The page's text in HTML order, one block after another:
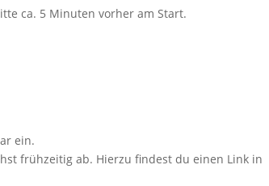
ca. 5 Minuten vorher am Start.
ein.
frühzeitig ab. Hierzu findest du einen Link in